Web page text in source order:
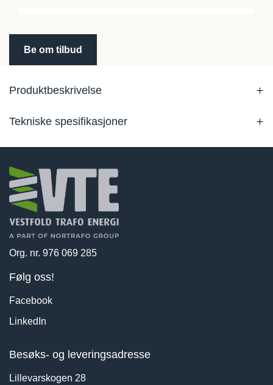
Be om tilbud
Produktbeskrivelse
Tekniske spesifikasjoner
Org. nr. 976 069 285
Følg oss!
Facebook
LinkedIn
Besøks- og leveringsadresse
Lillevarskogen 28